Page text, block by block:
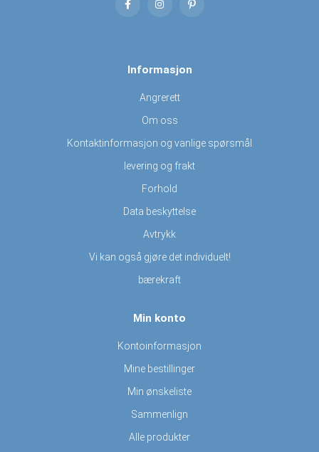
Informasjon
Angrerett
Om oss
Kontaktinformasjon og vanlige spørsmål
levering og frakt
Forhold
Data beskyttelse
Avtrykk
Vi kan også gjøre det individuelt!
bærekraft
Min konto
Kontoinformasjon
Mine bestillinger
Min ønskeliste
Sammenlign
Alle produkter